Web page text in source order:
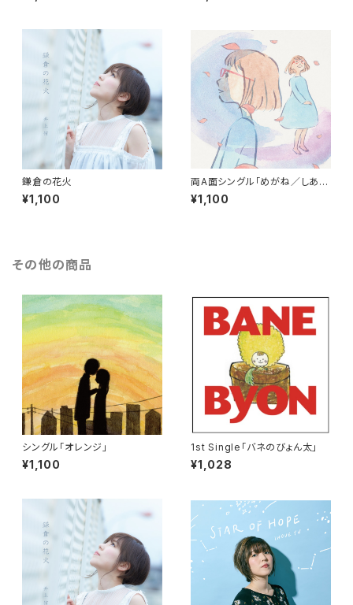
鎌倉の花火
¥1,100
両A面シングル「めがね／しあわ
せのみなもと」
¥1,100
その他の商品
シングル「オレンジ」
¥1,100
1st Single「バネのびょん太」
¥1,028